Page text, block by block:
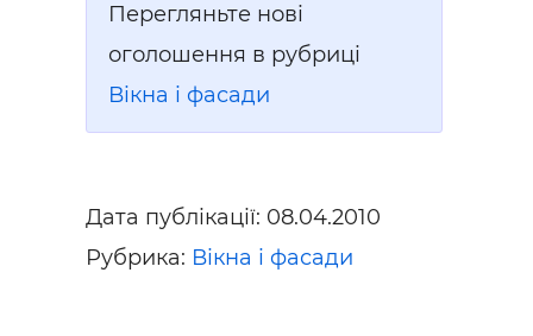
Перегляньте нові
оголошення в рубриці
Вікна і фасади
Дата публікації: 08.04.2010
Рубрика: Вікна і фасади